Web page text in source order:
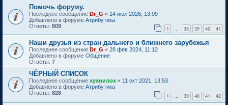
Помочь форуму.
Последнее сообщение Dr_G « 14 июл 2026, 13:09
Добавлено в форуме Атрибутика
Ответы: 809 1 38 39 40 41
Наши друзья из стран дальнего и ближнего зарубежья
Последнее сообщение Dr_G « 28 фев 2024, 11:12
Добавлено в форуме Общение
Ответы: 7
ЧЁРНЫЙ СПИСОК
Последнее сообщение хухнилох « 11 окт 2021, 13:53
Добавлено в форуме Атрибутика
Ответы: 828 1 … 39 40 41 42